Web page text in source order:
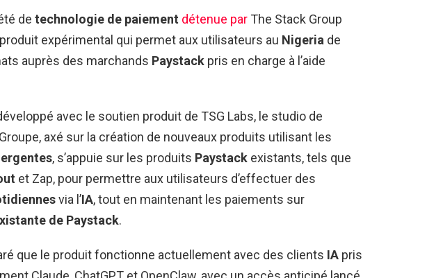
de technologie de paiement détenue par The Stack Group
expérimental qui permet aux utilisateurs au Nigeria de
auprès des marchands Paystack pris en charge à l’aide
avec le soutien produit de TSG Labs, le studio de
axé sur la création de nouveaux produits utilisant les
, s’appuie sur les produits Paystack existants, tels que
et Zap, pour permettre aux utilisateurs d’effectuer des
via l’IA, tout en maintenant les paiements sur
de Paystack.
que le produit fonctionne actuellement avec des clients IA pris